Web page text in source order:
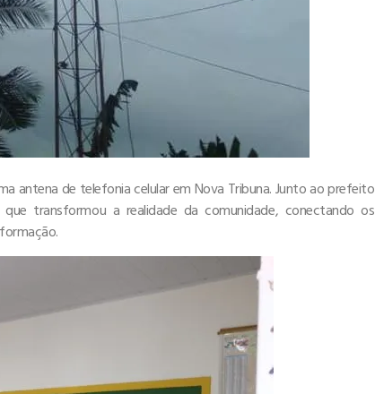
antena de telefonia celular em Nova Tribuna. Junto ao prefeito
transformou a realidade da comunidade, conectando os